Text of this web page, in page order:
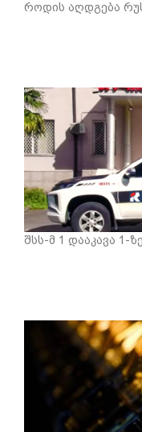
როდის აღდგება
შსს-მ 1 დააკავა 1-